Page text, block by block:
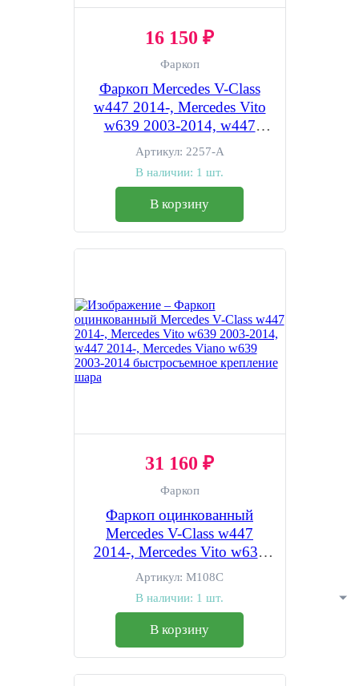
16 150 ₽
Фаркоп
Фаркоп Mercedes V-Class
w447 2014-, Mercedes Vito
w639 2003-2014, w447
2014-, Mercedes Viano W639
2003-2014 крепление шара
на двух болтах
Артикул: 2257-A
В наличии: 1 шт.
В корзину
31 160 ₽
Фаркоп
Фаркоп оцинкованный
Mercedes V-Class w447
2014-, Mercedes Vito w639
2003-2014, w447 2014-,
Mercedes Viano w639 2003-
2014 быстросъемное
крепление шара
Артикул: M108C
В наличии: 1 шт.
В корзину